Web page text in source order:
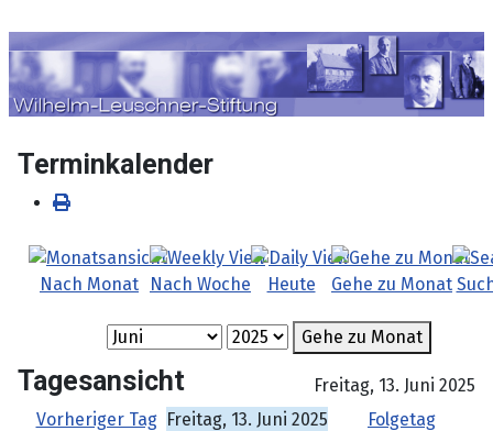
Terminkalender
Nach Monat Nach Woche Heute Gehe zu Monat
Gehe zu Monat
Tagesansicht
Freitag, 13. Juni 2025
Vorheriger Tag Freitag, 13. Juni 2025
Folgetag